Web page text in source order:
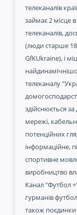
телеканалів
займає 2 місце
телеканалів,
(люди старше 18
GfKUkraine), і
телеканалу
здійснюється
мережі,
потенційних
інформаційне,
спортивне
виробництво
Канал "Футбол
гурманів
також поєдинки